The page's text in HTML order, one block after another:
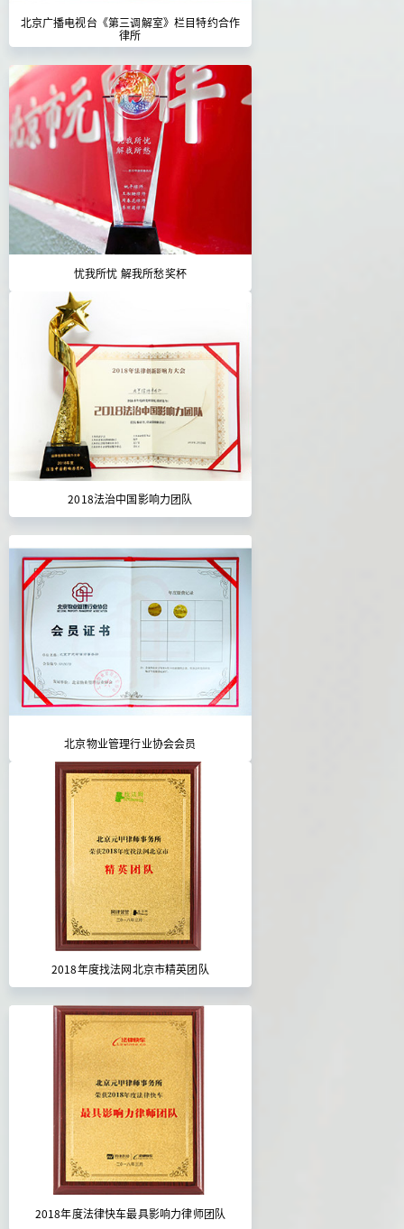
北京广播电视台《第三调解室》栏目特约合作
律所
忧我所忧 解我所愁奖杯
2018法治中国影响力团队
北京物业管理行业协会会员
2018年度找法网北京市精英团队
2018年度法律快车最具影响力律师团队